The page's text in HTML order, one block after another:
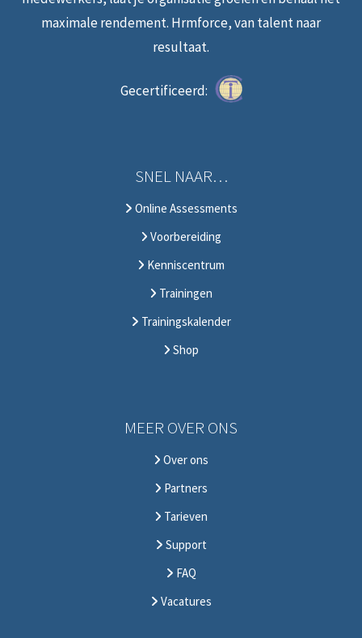
maximale rendement. Hrmforce, van talent naar
resultaat.
Gecertificeerd:
SNEL NAAR…
Online Assessments
Voorbereiding
Kenniscentrum
Trainingen
Trainingskalender
Shop
MEER OVER ONS
Over ons
Partners
Tarieven
Support
FAQ
Vacatures